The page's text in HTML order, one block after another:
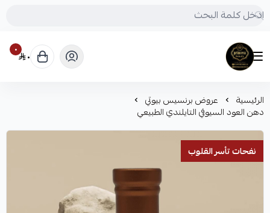
Princess beauty
٠ ٠
الرئيسية عروض برنسيس بيوتي
دهن العود السيوفي التايلندي الطبيعي
نفحات تأسر القلوب